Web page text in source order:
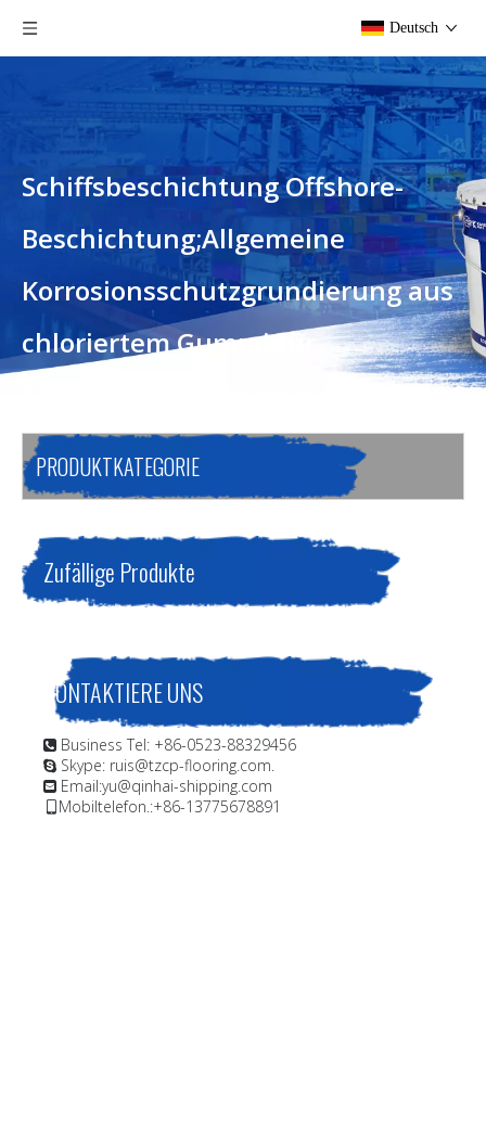
Deutsch
Schiffsbeschichtung Offshore-
Beschichtung;Allgemeine
Korrosionsschutzgrundierung aus
chloriertem Gummi.für
Stahlkonstruktionen in Eintauch-
und Nicht-Eintauchbereichen.
Sie sind hier:
Schiffsbeschichtung
Korrosionsschutzgrundierung aus chloriertem Gummi.für
Stahlkonstruktionen in Eintauch- und Nicht-Eintauchbereichen.
PRODUKTKATEGORIE
Zufällige Produkte
KONTAKTIERE UNS
 Business Tel: +86-0523-88329456
 Skype: ruis@tzcp-flooring.com.
 Email:yu@qinhai-shipping.com
Mobiltelefon.:+86-13775678891